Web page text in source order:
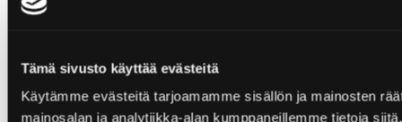
Tämä sivusto käyttää evästeitä
Käytämme evästeitä tarjoamamme sisällön ja mainosten
mainosalan ja analytiikka-alan kumppaneillemme tietoja